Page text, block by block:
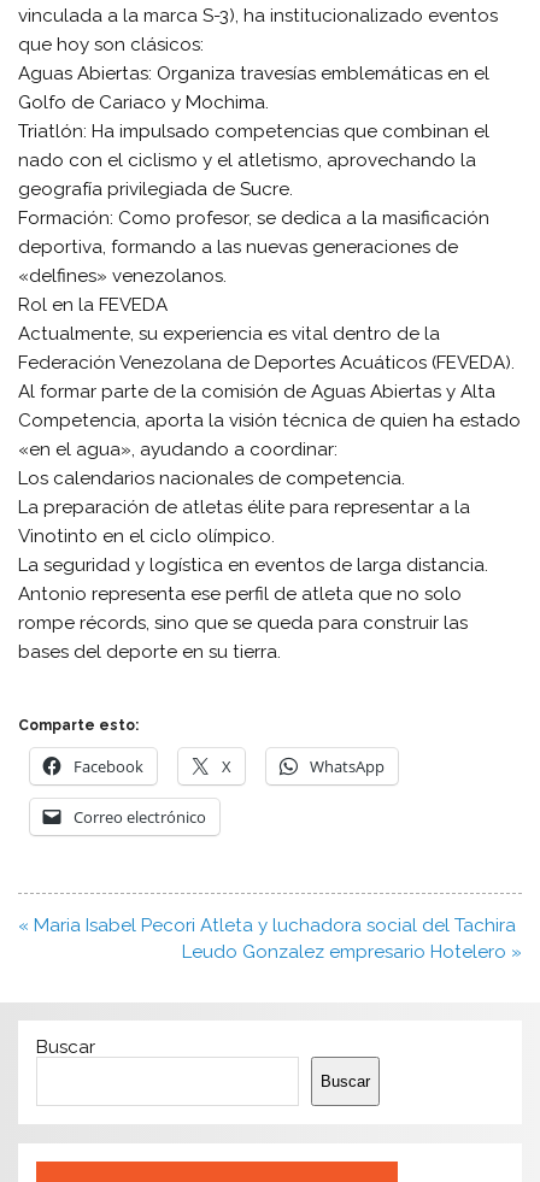
vinculada a la marca S-3), ha institucionalizado eventos
que hoy son clásicos:
​Aguas Abiertas: Organiza travesías emblemáticas en el
Golfo de Cariaco y Mochima.
​Triatlón: Ha impulsado competencias que combinan el
nado con el ciclismo y el atletismo, aprovechando la
geografía privilegiada de Sucre.
​Formación: Como profesor, se dedica a la masificación
deportiva, formando a las nuevas generaciones de
«delfines» venezolanos.
​Rol en la FEVEDA
​Actualmente, su experiencia es vital dentro de la
Federación Venezolana de Deportes Acuáticos (FEVEDA).
Al formar parte de la comisión de Aguas Abiertas y Alta
Competencia, aporta la visión técnica de quien ha estado
«en el agua», ayudando a coordinar:
​Los calendarios nacionales de competencia.
​La preparación de atletas élite para representar a la
Vinotinto en el ciclo olímpico.
​La seguridad y logística en eventos de larga distancia.
​Antonio representa ese perfil de atleta que no solo
rompe récords, sino que se queda para construir las
bases del deporte en su tierra.
Comparte esto:
Facebook X WhatsApp
Correo electrónico
Navegación
« Maria Isabel Pecori Atleta y luchadora social del Tachira
Leudo Gonzalez empresario Hotelero »
Buscar
Buscar